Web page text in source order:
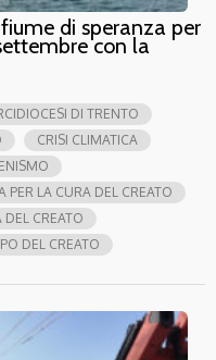
di speranza per
con la
DI TRENTO
CRISI CLIMATICA
PER LA CURA DEL CREATO
DEL CREATO
DEL CREATO